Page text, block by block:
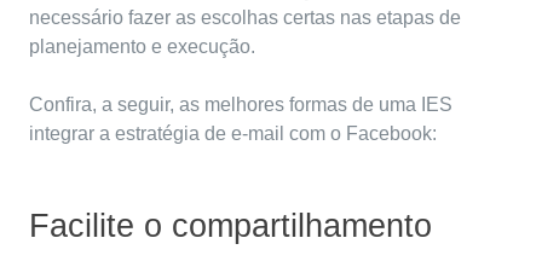
necessário fazer as escolhas certas nas etapas de
planejamento e execução.
Confira, a seguir, as melhores formas de uma IES
integrar a estratégia de e-mail com o Facebook:
Facilite o compartilhamento